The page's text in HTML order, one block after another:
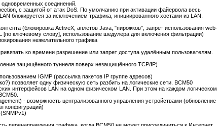
соединений.
с защитой от атак DoS. По умолчанию при активации файервола весь
блокируется за исключением трафика, инициированного хостами из LAN.
(блокировка ActiveX, аплетов Java, "пирожков", запрет использования web-
[по ключевому слову], использование шедулера для включения фильтрации)
нежелательного трафика
ко времени разрешение или запрет доступа удалённым пользователям.
защищённого туннеля поверх незащищённого TCP/IP)
IGMP (рассылка пакетов IP группе адресов)
позволяет одну физическую сеть разбить на логические сети. BCM50
интерфейсов LAN на одном физическом LAN. При этом на каждом логическом
- возможность централизованного управления устройствами (обновление
конфигураций)